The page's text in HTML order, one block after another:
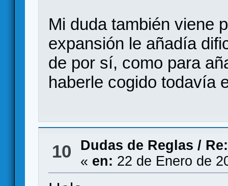
Mi duda también viene
expansión le añadía
de por sí, como para
haberle cogido todavía
10 Dudas de Reglas /
« en: 22 de Enero de